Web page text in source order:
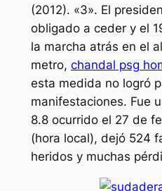
(2012). «3». El
obligado a ceder y el
la marcha atrás en el
metro, chandal psg
esta medida no logró
manifestaciones. Fue
8.8 ocurrido el 27 de
(hora local), dejó 524
heridos y muchas